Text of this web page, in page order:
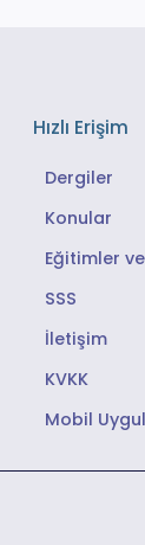
Hızlı Erişim
Dergiler
Konular
Eğitimler
SSS
İletişim
KVKK
Mobil